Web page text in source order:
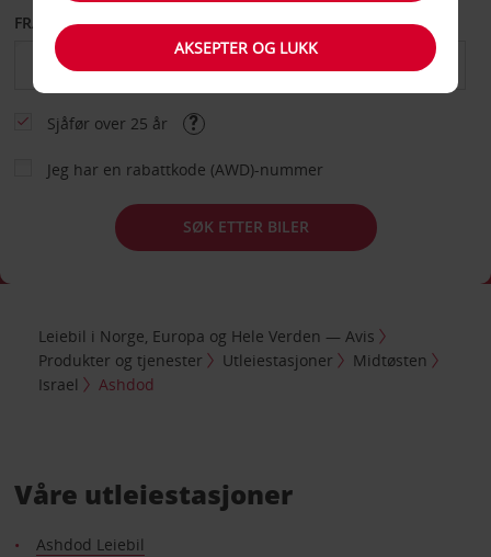
FRA DATO TIL DATO
Sjåfør over 25 år
Jeg har en rabattkode (AWD)-nummer
SØK ETTER BILER
Leiebil i Norge, Europa og Hele Verden — Avis
Produkter og tjenester
Utleiestasjoner
Midtøsten
Israel
Ashdod
Våre utleiestasjoner
Ashdod Leiebil
AKSEPTER OG LUKK